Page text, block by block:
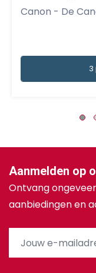
Canon -
3
Aanmelden op
Ontvang
aanbiedingen en